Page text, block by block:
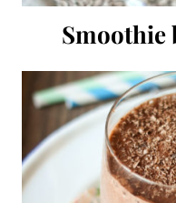
Smoothie